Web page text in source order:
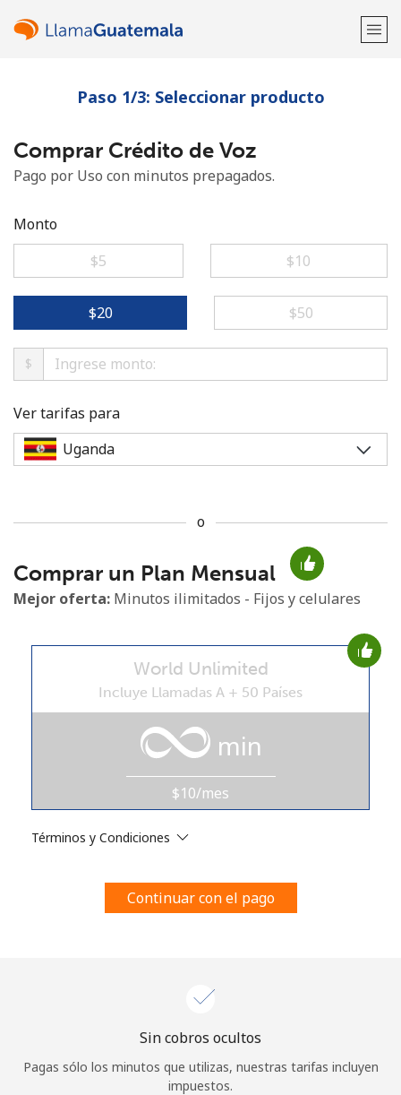
¡Bienvenido!
¿Ya tienes una cuenta?Inicia sesión →
No se ha creado una contraseña
Mínimo 8 caracteres
Una letra mayúscula y una minúscula
Un número
estosTérminos y condiciones.
Únete
¡Hola!
Inicia sesión oREGÍSTRATE →
Paso 1/3: Seleccionar producto
Comprar Crédito de Voz
Pago por Uso con minutos prepagados.
Monto
⁦$5⁩
⁦$10⁩
⁦$20⁩ ⁦$50⁩
$
Ver tarifas para
o
Comprar un Plan Mensual
Mejor oferta: Minutos ilimitados - Fijos y celulares
World Unlimited
Incluye Llamadas A + 50 Países
min
$10/mes
Términos y Condiciones
Continuar con el pago
Sin cobros ocultos
Pagas sólo los minutos que utilizas, nuestras tarifas incluyen
impuestos.